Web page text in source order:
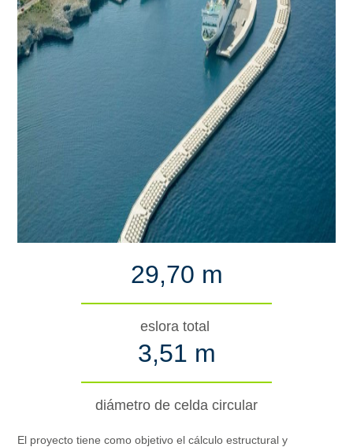
29,70 m
eslora total
3,51 m
diámetro de celda circular
El proyecto tiene como objetivo el cálculo estructural y